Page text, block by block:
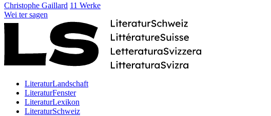
Christophe Gaillard 11 Werke
Wei ter sagen
LiteraturLandschaft
LiteraturFenster
LiteraturLexikon
LiteraturSchweiz